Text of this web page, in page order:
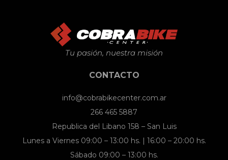
Tu pasión, nuestra misión
CONTACTO
info@cobrabikecenter.com.ar
266 465 5887
Republica del Libano 158 – San Luis
Lunes a Viernes 09:00 – 13:00 hs. | 16:00 – 20:00 hs.
Sábado 09:00 – 13:00 hs.